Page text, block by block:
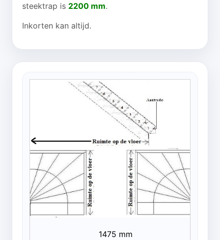
steektrap is 2200 mm.
Inkorten kan altijd.
1475 mm